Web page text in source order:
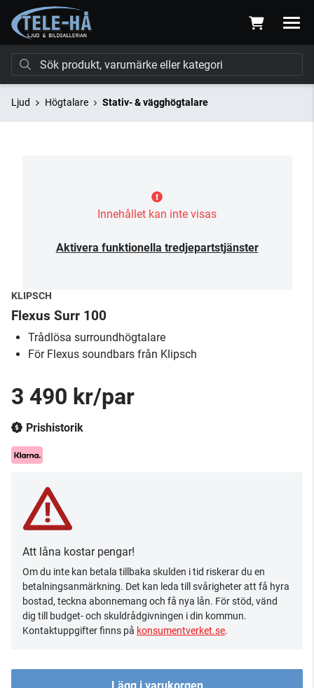
Ljud Högtalare Stativ- & vägghögtalare
Innehållet kan inte visas
Aktivera funktionella tredjepartstjänster
KLIPSCH
Flexus Surr 100
Trådlösa surroundhögtalare
För Flexus soundbars från Klipsch
3 490 kr/par
Prishistorik
Att låna kostar pengar!
Om du inte kan betala tillbaka skulden i tid riskerar du en
betalningsanmärkning. Det kan leda till svårigheter att få hyra
bostad, teckna abonnemang och få nya lån. För stöd, vänd
dig till budget- och skuldrådgivningen i din kommun.
Kontaktuppgifter finns på konsumentverket.se.